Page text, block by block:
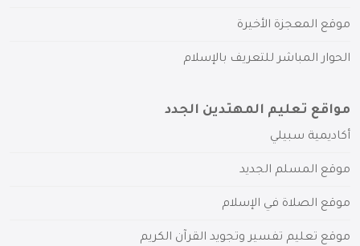
موقع المعجزة الأخيرة
الحوار المباشر للتعريف بالإسلام
مواقع تعليم المهتدين الجدد
أكاديمية سبيلي
موقع المسلم الجديد
موقع الصلاة في الإسلام
موقع تعليم تفسير وتجويد القرآن الكريم